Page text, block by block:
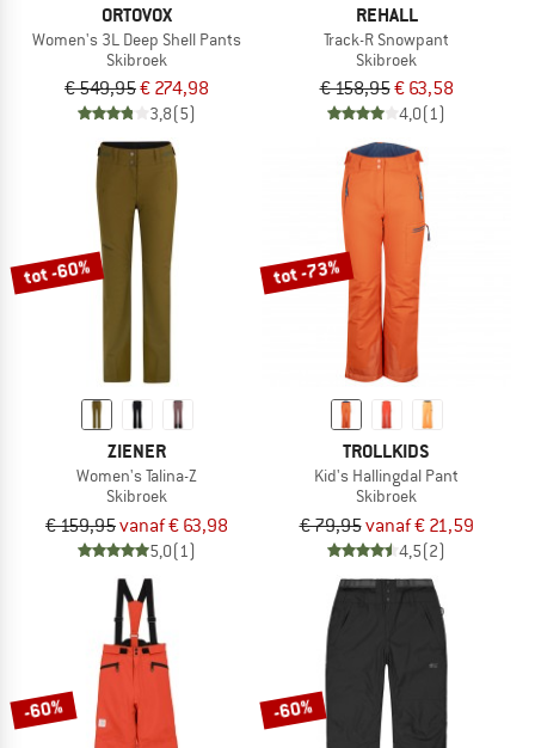
ORTOVOX
Women's 3L Deep Shell Pants
Skibroek
€ 549,95€ 274,98
3,8(5)
REHALL
Track-R Snowpant
Skibroek
€ 158,95€ 63,58
4,0(1)
tot -60%
ZIENER
Women's Talina-Z
Skibroek
€ 159,95vanaf € 63,98
5,0(1)
tot -73%
TROLLKIDS
Kid's Hallingdal Pant
Skibroek
€ 79,95vanaf € 21,59
4,5(2)
-60% -60%